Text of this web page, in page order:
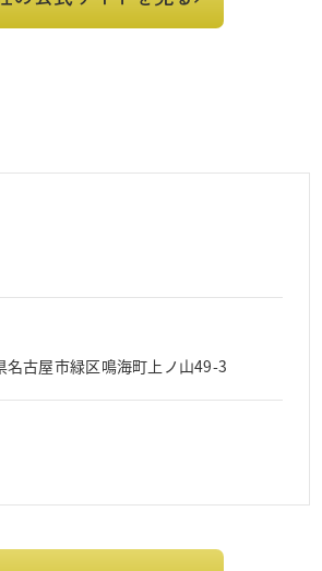
名古屋市緑区鳴海町上ノ山49-3